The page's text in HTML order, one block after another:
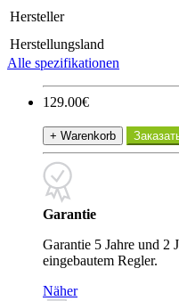
Hersteller
Herstellungsland
Alle spezifikationen
129.00€
+ Warenkorb
Garantie
Garantie 5 Jahre und 2
eingebautem Regler.
Näher